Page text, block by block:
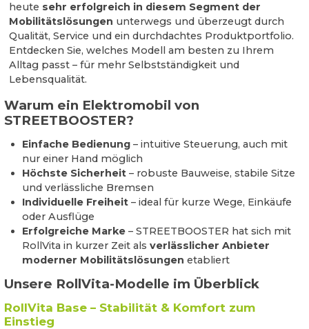
heute sehr erfolgreich in diesem Segment der
Mobilitätslösungen unterwegs und überzeugt durch
Qualität, Service und ein durchdachtes Produktportfolio.
Entdecken Sie, welches Modell am besten zu Ihrem
Alltag passt – für mehr Selbstständigkeit und
Lebensqualität.
Warum ein Elektromobil von
STREETBOOSTER?
Einfache Bedienung– intuitive Steuerung, auch mit
nur einer Hand möglich
Höchste Sicherheit– robuste Bauweise, stabile Sitze
und verlässliche Bremsen
Individuelle Freiheit– ideal für kurze Wege, Einkäufe
oder Ausflüge
Erfolgreiche Marke– STREETBOOSTER hat sich mit
RollVita in kurzer Zeit als verlässlicher Anbieter
moderner Mobilitätslösungen etabliert
Unsere RollVita-Modelle im Überblick
RollVita Base – Stabilität & Komfort zum
Einstieg